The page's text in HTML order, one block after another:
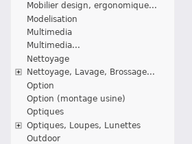
Mobilier design, ergonomique...
Modelisation
Multimedia
Multimedia...
Nettoyage
Nettoyage, Lavage, Brossage...
Option
Option (montage usine)
Optiques
Optiques, Loupes, Lunettes
Outdoor